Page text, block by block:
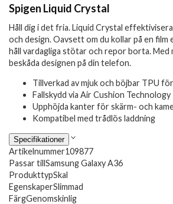
Spigen Liquid Crystal
Håll dig i det fria. Liquid Crystal
och design. Oavsett om du kollar på en film
håll vardagliga stötar och repor borta. Med
beskåda designen på din telefon.
Tillverkad av mjuk och böjbar TPU
Fallskydd via Air Cushion Technology
Upphöjda kanter för skärm- och
Kompatibel med trådlös laddning
Specifikationer
Artikelnummer109877
Passar tillSamsung Galaxy A36
ProdukttypSkal
EgenskaperSlimmad
FärgGenomskinlig